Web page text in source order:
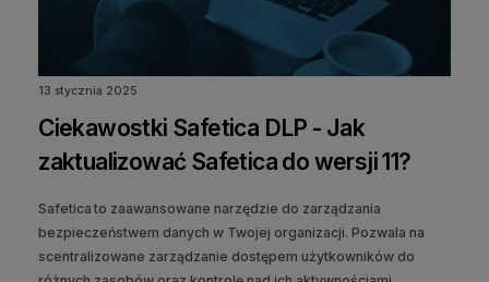
13 stycznia 2025
Ciekawostki Safetica DLP - Jak
zaktualizować Safetica do wersji 11?
Safetica to zaawansowane narzędzie do zarządzania
bezpieczeństwem danych w Twojej organizacji. Pozwala na
scentralizowane zarządzanie dostępem użytkowników do